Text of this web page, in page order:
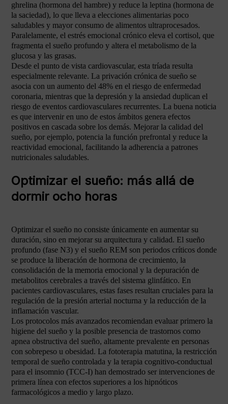
ghrelina (hormona del hambre) y reduce la leptina (hormona de
la saciedad), lo que lleva a elecciones alimentarias poco
saludables y mayor consumo de alimentos ultraprocesados.
Paralelamente, el estrés emocional crónico eleva el cortisol, que
fragmenta el sueño profundo y altera el metabolismo de la
glucosa y las grasas.
Desde el punto de vista cardiovascular, esta tríada resulta
especialmente relevante. La privación crónica de sueño se
asocia con un aumento del 48% en el riesgo de enfermedad
coronaria, mientras que la depresión y la ansiedad duplican el
riesgo de eventos cardiovasculares recurrentes. La buena noticia
es que intervenir en uno de estos ámbitos genera efectos
positivos en cascada sobre los demás. Mejorar la calidad del
sueño, por ejemplo, potencia la función prefrontal y reduce la
reactividad emocional, facilitando la adherencia a patrones
nutricionales saludables.
Optimizar el sueño: más allá de
dormir ocho horas
Optimizar el sueño no consiste únicamente en aumentar su
duración, sino en mejorar su arquitectura y calidad. El sueño
profundo (fase N3) y el sueño REM son periodos críticos donde
se produce la liberación de hormona de crecimiento, la
consolidación de la memoria emocional y la depuración de
metabolitos cerebrales a través del sistema glinfático. En
pacientes cardiovasculares, estas fases resultan cruciales para la
regulación de la presión arterial nocturna y la reducción de la
inflamación vascular.
Los protocolos más avanzados recomiendan evaluar primero la
higiene del sueño y la posible presencia de trastornos como
apnea obstructiva del sueño, altamente prevalente en personas
con sobrepeso u obesidad. La fototerapia matutina, la restricción
temporal de sueño controlada y la terapia cognitivo-conductual
para el insomnio (TCC-I) han demostrado ser intervenciones de
primera línea con efectos superiores a los hipnóticos
farmacológicos a medio y largo plazo.